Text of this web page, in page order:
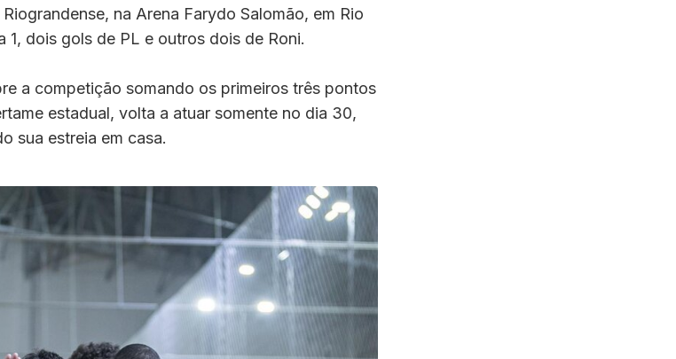
na Arena Farydo Salomão, em Rio
1, dois gols de PL e outros dois de Roni.
a competição somando os primeiros três pontos
estadual, volta a atuar somente no dia 30,
sua estreia em casa.